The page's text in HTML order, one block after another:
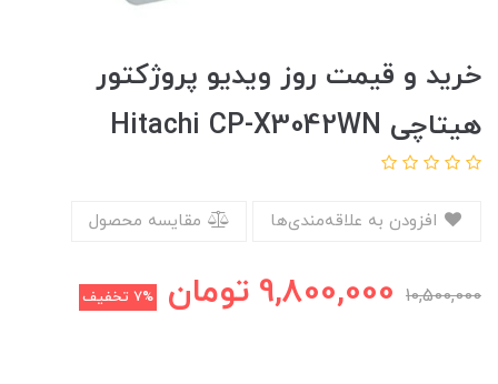
خرید و قیمت روز ویدیو پروژکتور
هیتاچی Hitachi CP-X3042WN
مقایسه محصول
10,500,000
9,800,000 تومان 7% تخفیف